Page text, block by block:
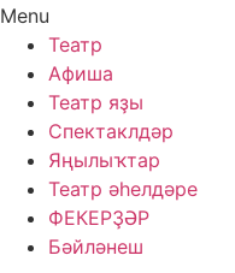
Menu
Театр
Афиша
Театр яҙы
Спектаклдәр
Яңылыҡтар
Театр әһелдәре
ФЕКЕРҘӘР
Бәйләнеш